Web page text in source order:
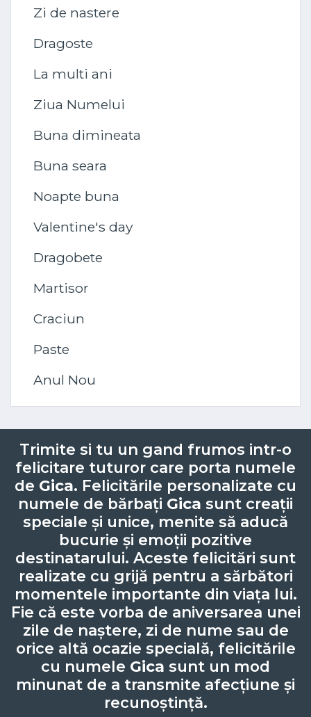
Zi de nastere
Dragoste
La multi ani
Ziua Numelui
Buna dimineata
Buna seara
Noapte buna
Valentine's day
Dragobete
Martisor
Craciun
Paste
Anul Nou
Trimite si tu un gand frumos intr-o
felicitare tuturor care porta numele
de Gica. Felicitările personalizate cu
numele de bărbați Gica sunt creații
speciale și unice, menite să aducă
bucurie și emoții pozitive
destinatarului. Aceste felicitări sunt
realizate cu grijă pentru a sărbători
momentele importante din viața lui.
Fie că este vorba de aniversarea unei
zile de naștere, zi de nume sau de
orice altă ocazie specială, felicitările
cu numele Gica sunt un mod
minunat de a transmite afecțiune și
recunoștință.